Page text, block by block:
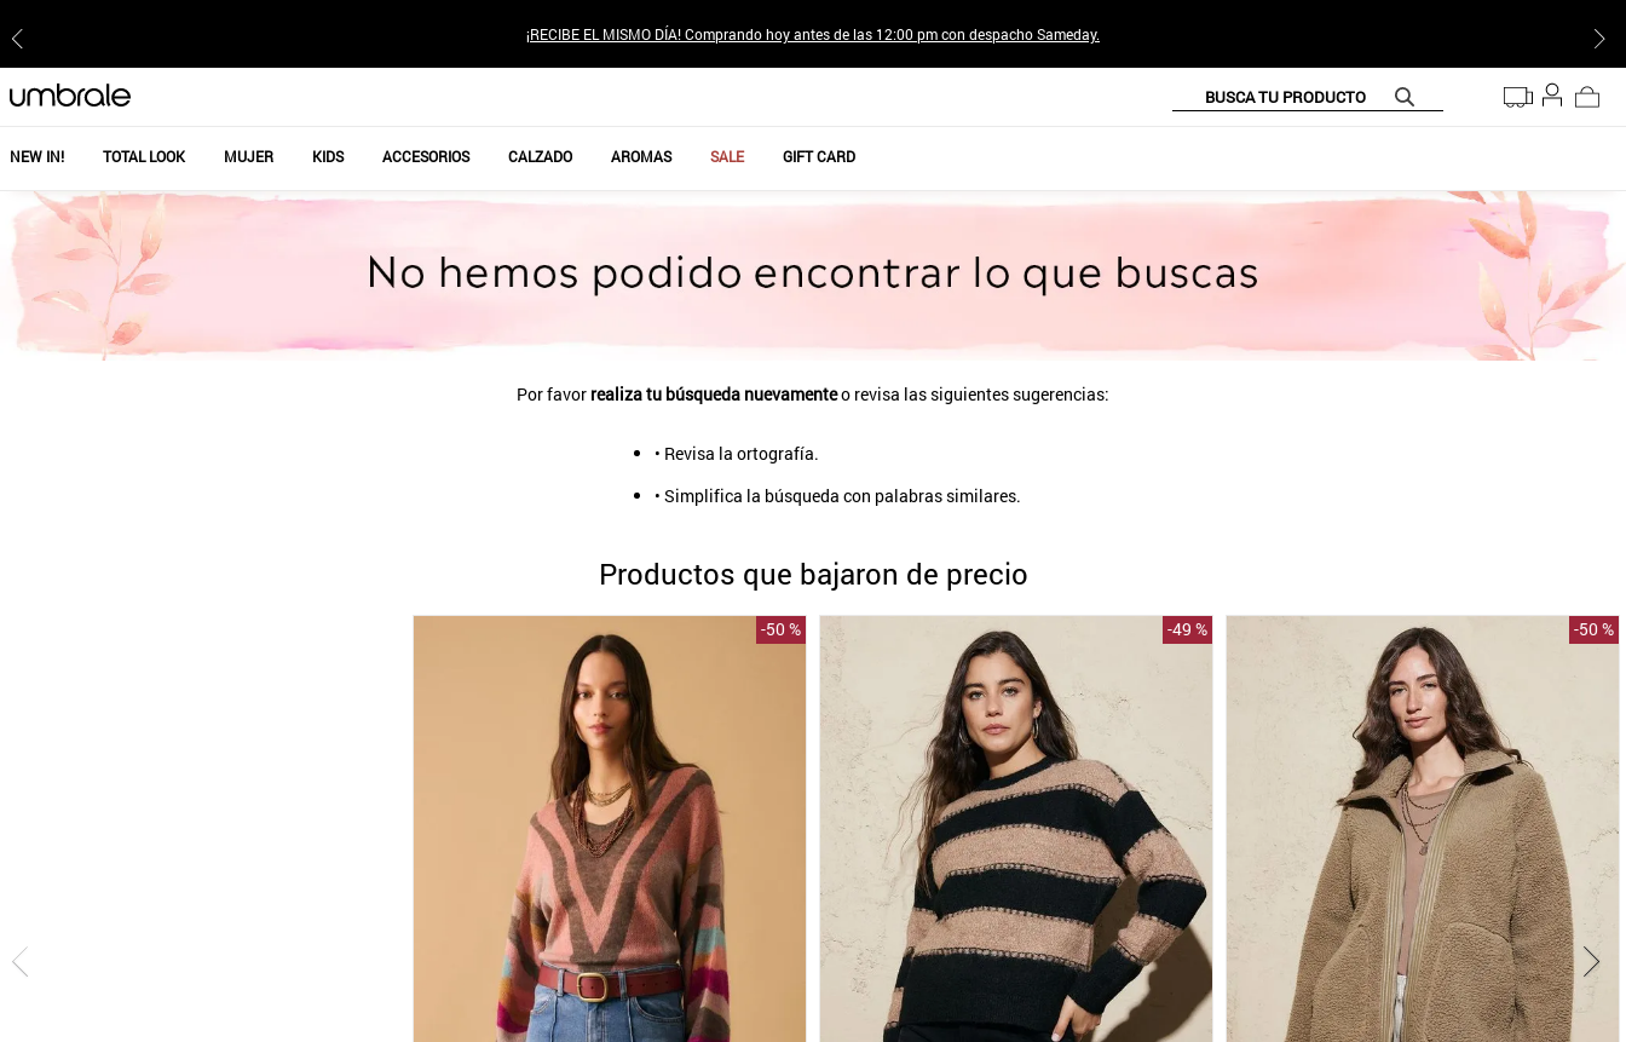
¡RECIBE EL MISMO DÍA! Comprando hoy antes de las 12:00 pm con despacho Sameday.
BUSCA TU PRODUCTO
NEW IN! TOTAL LOOK MUJER KIDS ACCESORIOS CALZADO AROMAS SALE GIFT CARD
Por favor realiza tu búsqueda nuevamenteo revisa las siguientes sugerencias:
• Revisa la ortografía.
• Simplifica la búsqueda con palabras similares.
Productos que bajaron de precio
-50 % -49 % -50 %
.
sweter
6 .
botin
aros